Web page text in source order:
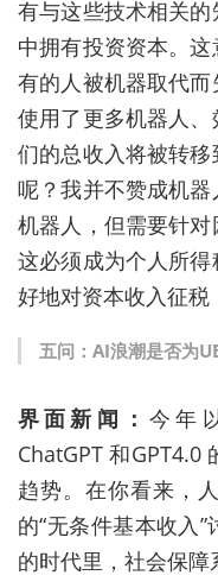
有与这些技术相关
中拥有投资资本。这
有的人被机器取代
使用了更多机器人
们的总收入将被转
呢？我并不赞成机
机器人，但需要针对
这必须成为个人所
好地对资本收入征税
五问： AI浪潮是否为
界面新闻：今年
ChatGPT和GPT4.0
趋势。在你看来，
的“无条件基本收入”
的时代里，社会保障